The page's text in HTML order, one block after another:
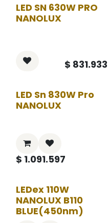
LED SN 630W PRO
NANOLUX
$ 831.933
LED Sn 830W Pro
NANOLUX
$ 1.091.597
LEDex 110W
NANOLUX B110
BLUE(450nm)